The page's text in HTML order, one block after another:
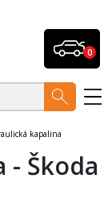
0
kapalina
- Škoda